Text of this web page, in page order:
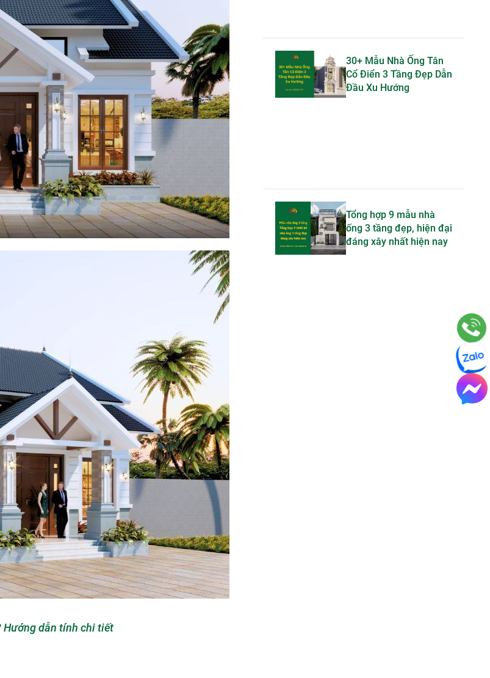
Hướng dẫn tính chi tiết
30+ Mẫu Nhà Ống Tân
Cổ Điển 3 Tầng Đẹp Dẫn
Đầu Xu Hướng
Tổng hợp 9 mẫu nhà
ống 3 tầng đẹp, hiện đại
đáng xây nhất hiện nay